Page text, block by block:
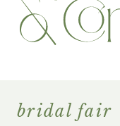
bridal fair